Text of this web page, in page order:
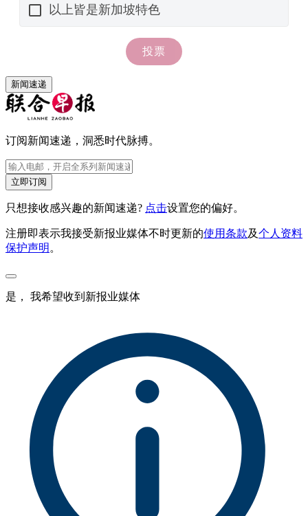
新闻速递
订阅新闻速递，洞悉时代脉搏。
立即订阅
只想接收感兴趣的新闻速递? 点击设置您的偏好。
注册即表示我接受新报业媒体不时更新的使用条款及个人资料
保护声明。
是， 我希望收到新报业媒体